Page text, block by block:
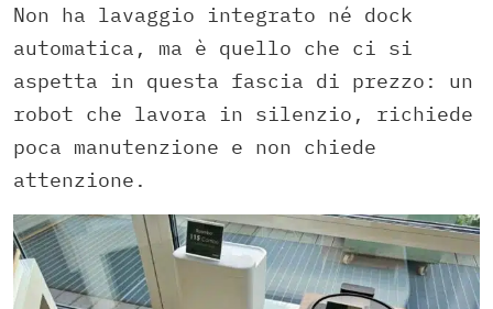
Non ha lavaggio integrato né dock
automatica, ma è quello che ci si
aspetta in questa fascia di prezzo: un
robot che lavora in silenzio, richiede
poca manutenzione e non chiede
attenzione.